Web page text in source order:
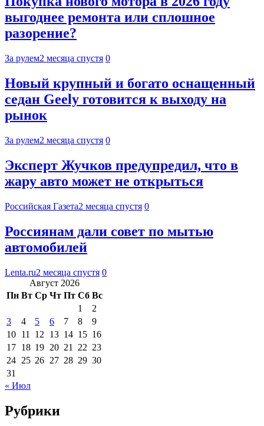
выгоднее ремонта или сплошное
разорение?
За рулем2 месяца спустя 0
Новый крупный и богато оснащенный
седан Geely готовится к выходу на
рынок
За рулем2 месяца спустя 0
Эксперт Жучков предупредил, что в
жару авто может не открыться
Российская Газета2 месяца спустя 0
Россиянам дали совет по мытью
автомобилей
Lenta.ru2 месяца спустя 0
Август 2026
Пн Вт Ср Чт Пт Сб Вс
1
2
3
4 5 6 7 8
9
10 11 12 13 14 15 16
17 18 19 20 21 22 23
24 25 26 27 28 29 30
31
« Июл
Рубрики